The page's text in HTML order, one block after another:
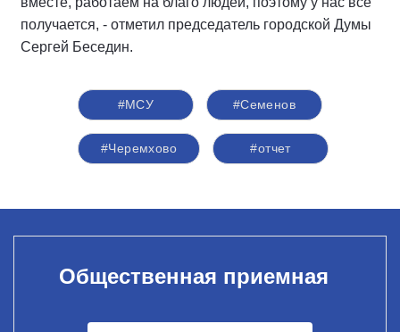
получается, - отметил председатель городской Думы
Сергей Беседин.
#МСУ #Семенов
#Черемхово #отчет
Общественная приемная